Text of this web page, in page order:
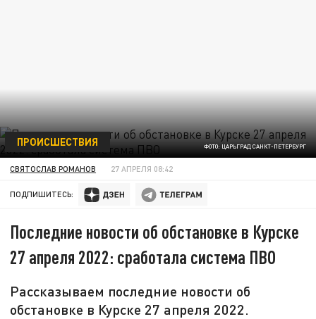
ФОТО: ЦАРЬГРАД САНКТ-ПЕТЕРБУРГ
ПРОИСШЕСТВИЯ
СВЯТОСЛАВ РОМАНОВ 27 АПРЕЛЯ 08:42
ПОДПИШИТЕСЬ:
Последние новости об обстановке в Курске
27 апреля 2022: сработала система ПВО
Рассказываем последние новости об
обстановке в Курске 27 апреля 2022.